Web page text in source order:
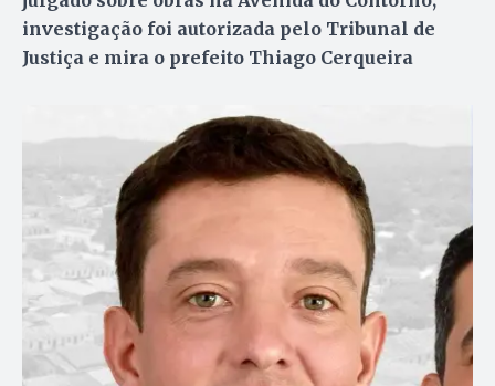
investigação foi autorizada pelo Tribunal de
Justiça e mira o prefeito Thiago Cerqueira